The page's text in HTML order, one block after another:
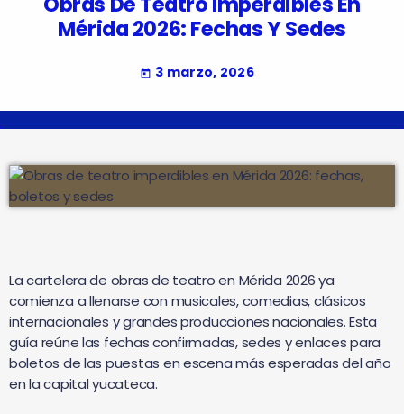
Mérida 2026: Fechas Y Sedes
today 3 marzo, 2026
La cartelera de obras de teatro en Mérida 2026 ya
comienza a llenarse con musicales, comedias, clásicos
internacionales y grandes producciones nacionales. Esta
guía reúne las fechas confirmadas, sedes y enlaces para
boletos de las puestas en escena más esperadas del año
en la capital yucateca.